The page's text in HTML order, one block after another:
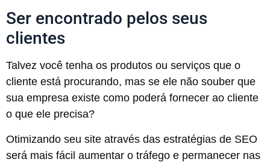
Ser encontrado pelos seus
clientes
Talvez você tenha os produtos ou serviços que o
cliente está procurando, mas se ele não souber que
sua empresa existe como poderá fornecer ao cliente
o que ele precisa?
Otimizando seu site através das estratégias de SEO
será mais fácil aumentar o tráfego e permanecer nas